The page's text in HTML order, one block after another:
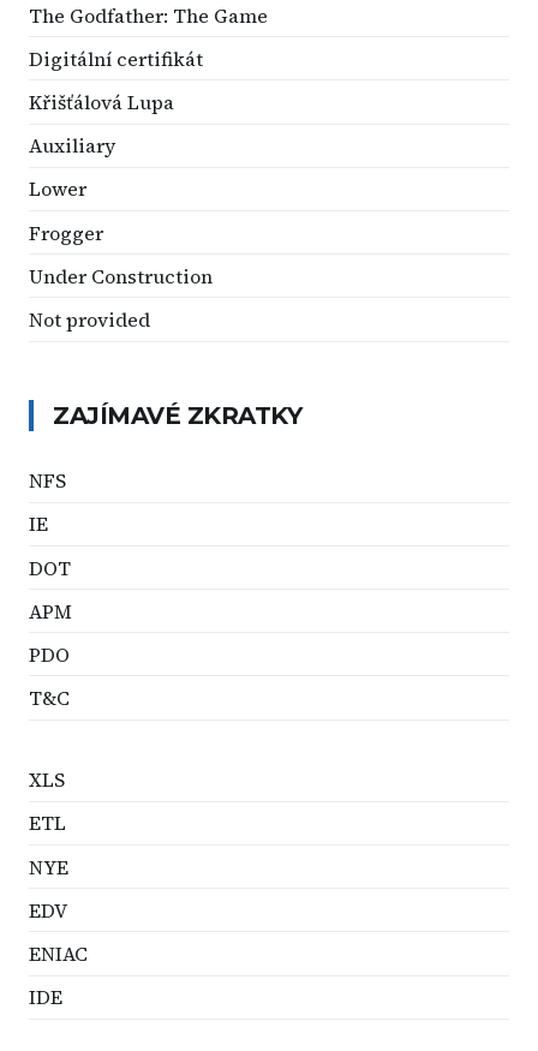
The Godfather: The Game
Digitální certifikát
Křišťálová Lupa
Auxiliary
Lower
Frogger
Under Construction
Not provided
ZAJÍMAVÉ ZKRATKY
NFS
IE
DOT
APM
PDO
T&C
XLS
ETL
NYE
EDV
ENIAC
IDE